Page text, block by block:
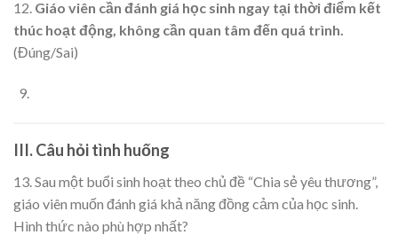
12. Giáo viên cần đánh giá học sinh ngay tại thời điểm kết
thúc hoạt động, không cần quan tâm đến quá trình.
(Đúng/Sai)
III. Câu hỏi tình huống
13. Sau một buổi sinh hoạt theo chủ đề “Chia sẻ yêu thương”,
giáo viên muốn đánh giá khả năng đồng cảm của học sinh.
Hình thức nào phù hợp nhất?